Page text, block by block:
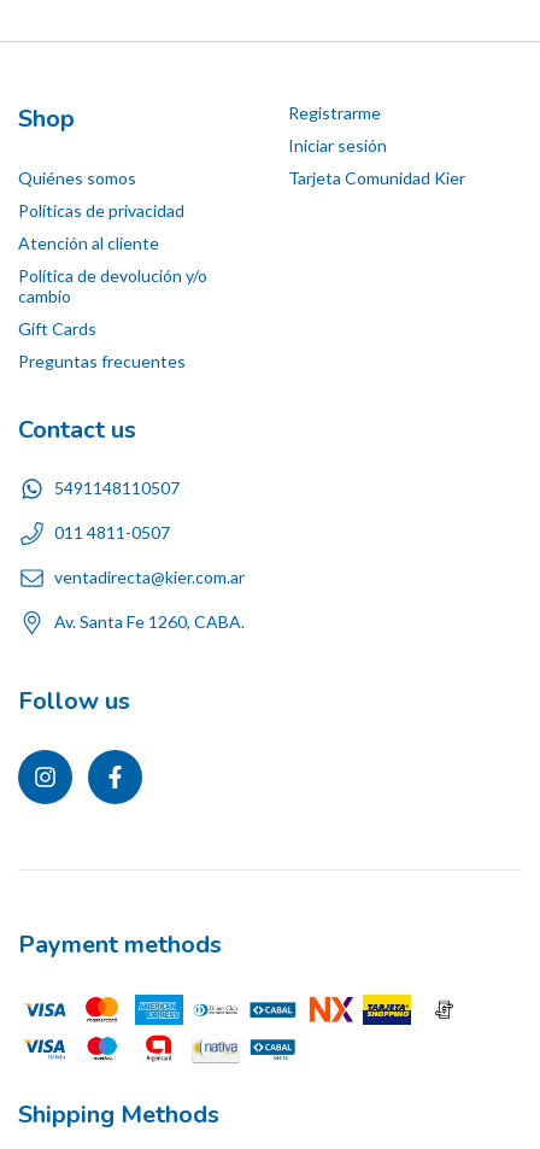
Shop
Quiénes somos
Políticas de privacidad
Atención al cliente
Política de devolución y/o
cambio
Gift Cards
Preguntas frecuentes
Registrarme
Iniciar sesión
Tarjeta Comunidad Kier
Contact us
5491148110507
011 4811-0507
ventadirecta@kier.com.ar
Av. Santa Fe 1260, CABA.
Follow us
Payment methods
Shipping Methods